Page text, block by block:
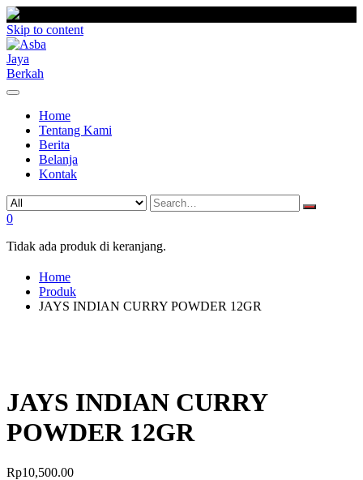
Skip to content
Home
Tentang Kami
Berita
Belanja
Kontak
0
Tidak ada produk di keranjang.
Home
Produk
JAYS INDIAN CURRY POWDER 12GR
JAYS INDIAN CURRY
POWDER 12GR
Rp10,500.00